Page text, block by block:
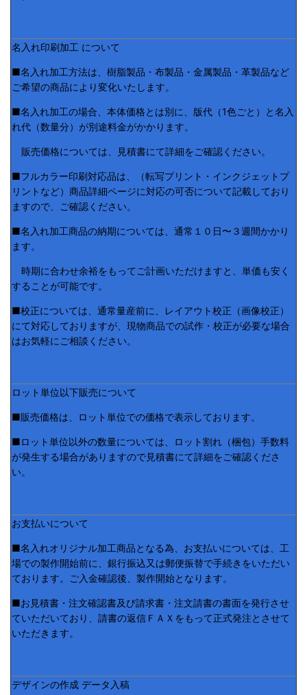
名入れ印刷加工 について
■名入れ加工方法は、樹脂製品・布製品・金属製品・革製品など
ご希望の商品により変化いたします。
■名入れ加工の場合、本体価格とは別に、版代（1色ごと）と名入
れ代（数量分）が別途料金がかかります。
販売価格については、見積書にて詳細をご確認ください。
■フルカラー印刷対応品は、（転写プリント・インクジェットプ
リントなど）商品詳細ページに対応の可否について記載しており
ますので、ご確認ください。
■名入れ加工商品の納期については、通常１０日〜３週間かかり
ます。
時期に合わせ余裕をもってご計画いただけますと、単価も安く
することが可能です。
■校正については、通常量産前に、レイアウト校正（画像校正）
にて対応しておりますが、現物商品での試作・校正が必要な場合
はお気軽にご相談ください。
ロット単位以下販売について
■販売価格は、ロット単位での価格で表示しております。
■ロット単位以外の数量については、ロット割れ（梱包）手数料
が発生する場合がありますので見積書にて詳細をご確認くださ
い。
お支払いについて
■名入れオリジナル加工商品となる為、お支払いについては、工
場での製作開始前に、銀行振込又は郵便振替で手続きをいただい
ております。ご入金確認後、製作開始となります。
■お見積書・注文確認書及び請求書・注文請書の書面を発行させ
ていただいており、請書の返信ＦＡＸをもって正式発注とさせて
いただきます。
デザインの作成 データ入稿